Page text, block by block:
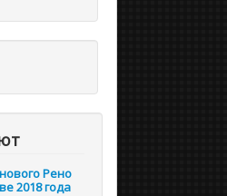
Рено
2018 года